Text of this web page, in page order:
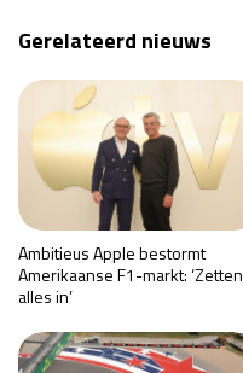
GP QATAR 2026
Kwalificatie
Race
Kwalificatie
Gerelateerd nieuws
Ambitieus Apple bestormt
Amerikaanse F1-markt: ‘Zetten
alles in’